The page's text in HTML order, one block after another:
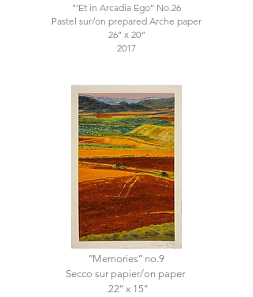
’’Et in Arcadia Ego’’ No.26
Pastel sur/on prepared Arche paper
26’’ x 20“
2017
’’Memories’’ no.9
Secco sur papier/on paper
.22’’ x 15’’